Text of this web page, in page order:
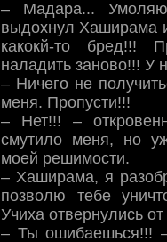
– Мадара...
выдохнул Хаширама
какокй-то бред!!!
наладить заново!!! У
– Ничего не
меня. Пропусти!!!
– Нет!!! –
смутило меня, но
моей решимости.
– Хаширама, я
позволю тебе
Учиха отвернулись
– Ты ошибаешься!!!